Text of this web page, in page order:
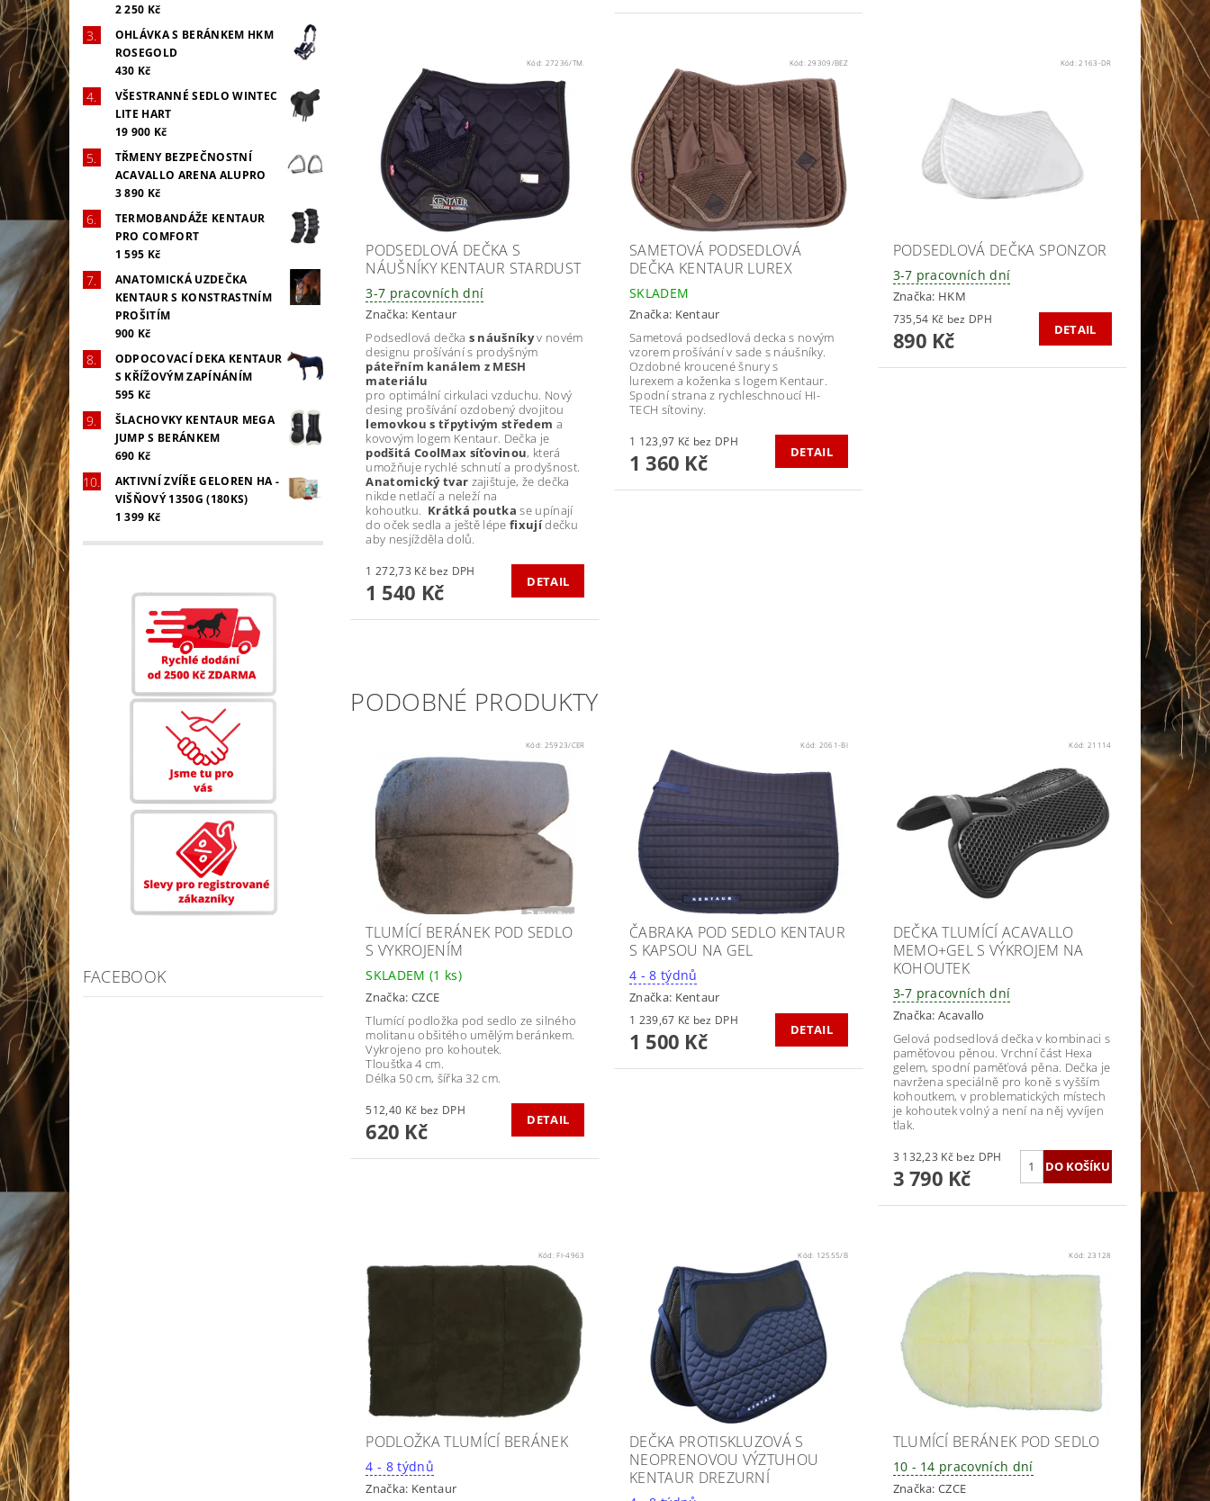
2 250 Kč
OHLÁVKA S BERÁNKEM HKM
ROSEGOLD
430 Kč
VŠESTRANNÉ SEDLO WINTEC
LITE HART
19 900 Kč
TŘMENY BEZPEČNOSTNÍ
ACAVALLO ARENA ALUPRO
3 890 Kč
TERMOBANDÁŽE KENTAUR
PRO COMFORT
1 595 Kč
ANATOMICKÁ UZDEČKA
KENTAUR S KONSTRASTNÍM
PROŠITÍM
900 Kč
ODPOCOVACÍ DEKA KENTAUR
S KŘÍŽOVÝM ZAPÍNÁNÍM
595 Kč
ŠLACHOVKY KENTAUR MEGA
JUMP S BERÁNKEM
690 Kč
AKTIVNÍ ZVÍŘE GELOREN HA -
VIŠŇOVÝ 1350G (180KS)
1 399 Kč
FACEBOOK
Kód: 27236/TM.
PODSEDLOVÁ DEČKA S
NÁUŠNÍKY KENTAUR STARDUST
3-7 pracovních dní
Značka: Kentaur
Podsedlová dečka s náušníkyv novém
designu prošívání s prodyšným
páteřním kanálem z MESH
materiálu
pro optimální cirkulaci vzduchu. Nový
desing prošívání ozdobený dvojitou
lemovkou s třpytivým středem a
kovovým logem Kentaur. Dečka je
podšitá CoolMax síťovinou, která
umožňuje rychlé schnutí a prodyšnost.
Anatomický tvar zajištuje, že dečka
nikde netlačí a neleží na
kohoutku. Krátká poutka se upínají
do oček sedla a ještě lépefixujídečku
aby nesjížděla dolů.
1 272,73 Kč bez DPH
1 540 Kč DETAIL
Kód:29309/BEZ
SAMETOVÁ PODSEDLOVÁ
DEČKA KENTAUR LUREX
SKLADEM
Značka: Kentaur
Sametová podsedlová decka s novým
vzorem prošívání v sade s náušníky.
Ozdobné kroucené šnury s
lurexem a koženka s logem Kentaur.
Spodní strana z rychleschnoucí HI-
TECH sítoviny.
1 123,97 Kč bez DPH
1 360 Kč DETAIL
Kód:2163-DR
PODSEDLOVÁ DEČKA SPONZOR
3-7 pracovních dní
Značka: HKM
735,54 Kč bez DPH
890 Kč DETAIL
PODOBNÉ PRODUKTY
Kód: 25923/CER
TLUMÍCÍ BERÁNEK POD SEDLO
S VYKROJENÍM
SKLADEM (1 ks)
Značka: CZCE
Tlumící podložka pod sedlo ze silného
molitanu obšitého umělým beránkem.
Vykrojeno pro kohoutek.
Tloušťka 4 cm.
Délka 50 cm, šířka 32 cm.
512,40 Kč bez DPH
620 Kč DETAIL
Kód: 2061-BI
ČABRAKA POD SEDLO KENTAUR
S KAPSOU NA GEL
4 - 8 týdnů
Značka: Kentaur
1 239,67 Kč bez DPH
1 500 Kč DETAIL
Kód:21114
DEČKA TLUMÍCÍ ACAVALLO
MEMO+GEL S VÝKROJEM NA
KOHOUTEK
3-7 pracovních dní
Značka:Acavallo
Gelová podsedlová dečka v kombinaci s
paměťovou pěnou. Vrchní část Hexa
gelem, spodní paměťová pěna. Dečka je
navržena speciálně pro koně svyšším
kohoutkem,v problematických místech
je kohoutek volnýa není na něj vyvíjen
tlak.
3 132,23 Kč bez DPH
3 790 Kč
Kód:FI-4963
PODLOŽKA TLUMÍCÍ BERÁNEK
4 - 8 týdnů
Značka: Kentaur
Kód: 12555/B
DEČKA PROTISKLUZOVÁ S
NEOPRENOVOU VÝZTUHOU
KENTAUR DREZURNÍ
Kód:23128
TLUMÍCÍ BERÁNEK POD SEDLO
10 - 14 pracovních dní
Značka:CZCE